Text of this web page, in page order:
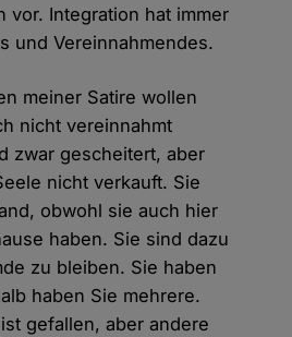
vor. Integration hat immer
und Vereinnahmendes.
meiner Satire wollen
nicht vereinnahmt
zwar gescheitert, aber
nicht verkauft. Sie
obwohl sie auch hier
haben. Sie sind dazu
zu bleiben. Sie haben
haben Sie mehrere.
gefallen, aber andere